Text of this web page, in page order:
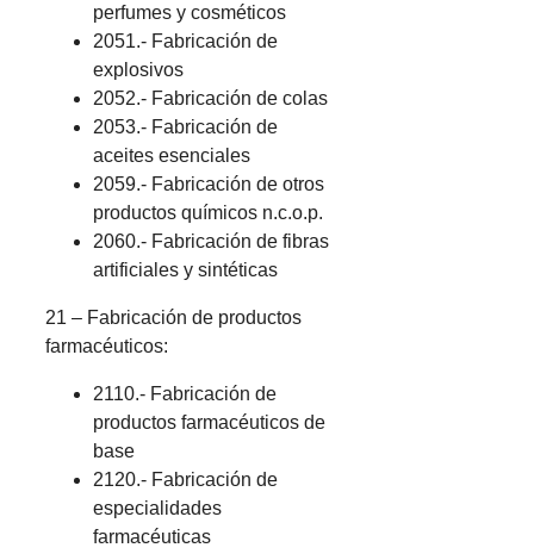
perfumes y cosméticos
2051.- Fabricación de
explosivos
2052.- Fabricación de colas
2053.- Fabricación de
aceites esenciales
2059.- Fabricación de otros
productos químicos n.c.o.p.
2060.- Fabricación de fibras
artificiales y sintéticas
21 – Fabricación de productos
farmacéuticos:
2110.- Fabricación de
productos farmacéuticos de
base
2120.- Fabricación de
especialidades
farmacéuticas